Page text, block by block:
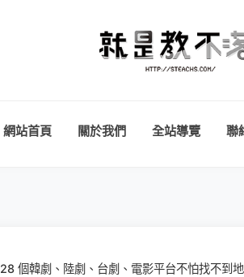
網站首頁 關於我們 全站導覽 聯
個韓劇、陸劇、台劇、電影平台不怕找不到